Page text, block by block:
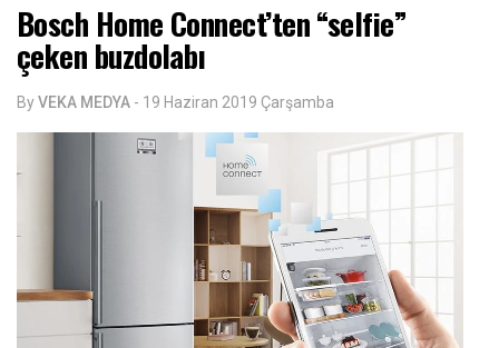
Bosch Home Connect’ten “selfie”
çeken buzdolabı
ByVEKA MEDYA - 19 Haziran 2019 Çarşamba